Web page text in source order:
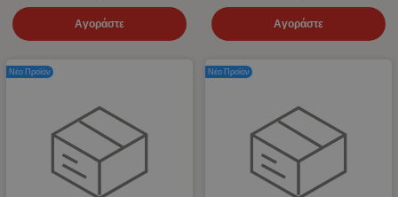
Αγοράστε Αγοράστε
Νέο Προϊόν Νέο Προϊόν